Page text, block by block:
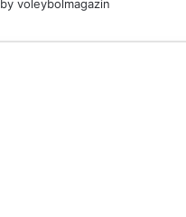
voleybolmagazin